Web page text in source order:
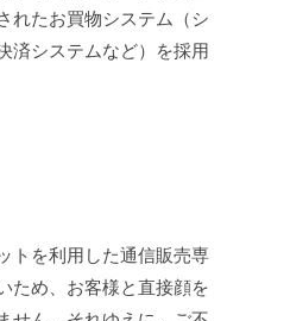
れたお買物システム（シ
済システムなど）を採用
トを利用した通信販売専
ため、お客様と直接顔を